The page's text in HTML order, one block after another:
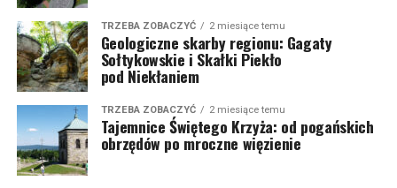
TRZEBA ZOBACZYĆ 2 miesiące temu
Geologiczne skarby regionu: Gagaty
Sołtykowskie i Skałki Piekło
pod Niekłaniem
TRZEBA ZOBACZYĆ 2 miesiące temu
Tajemnice Świętego Krzyża: od pogańskich
obrzędów po mroczne więzienie